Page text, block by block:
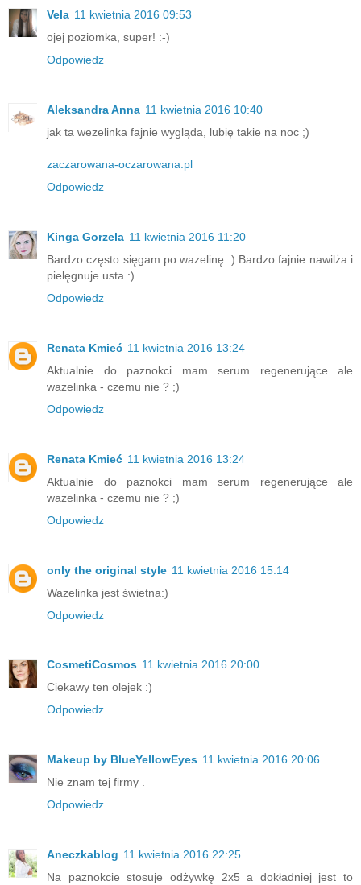
Vela 11 kwietnia 2016 09:53
ojej poziomka, super! :-)
Odpowiedz
Aleksandra Anna 11 kwietnia 2016 10:40
jak ta wezelinka fajnie wygląda, lubię takie na noc ;)
zaczarowana-oczarowana.pl
Odpowiedz
Kinga Gorzela 11 kwietnia 2016 11:20
Bardzo często sięgam po wazelinę :) Bardzo fajnie nawilża i
pielęgnuje usta :)
Odpowiedz
Renata Kmieć 11 kwietnia 2016 13:24
Aktualnie do paznokci mam serum regenerujące ale
wazelinka - czemu nie ? ;)
Odpowiedz
Renata Kmieć 11 kwietnia 2016 13:24
Aktualnie do paznokci mam serum regenerujące ale
wazelinka - czemu nie ? ;)
Odpowiedz
only the original style 11 kwietnia 2016 15:14
Wazelinka jest świetna:)
Odpowiedz
CosmetiCosmos 11 kwietnia 2016 20:00
Ciekawy ten olejek :)
Odpowiedz
Makeup by BlueYellowEyes 11 kwietnia 2016 20:06
Nie znam tej firmy .
Odpowiedz
Aneczkablog 11 kwietnia 2016 22:25
Na paznokcie stosuje odżywkę 2x5 a dokładniej jest to